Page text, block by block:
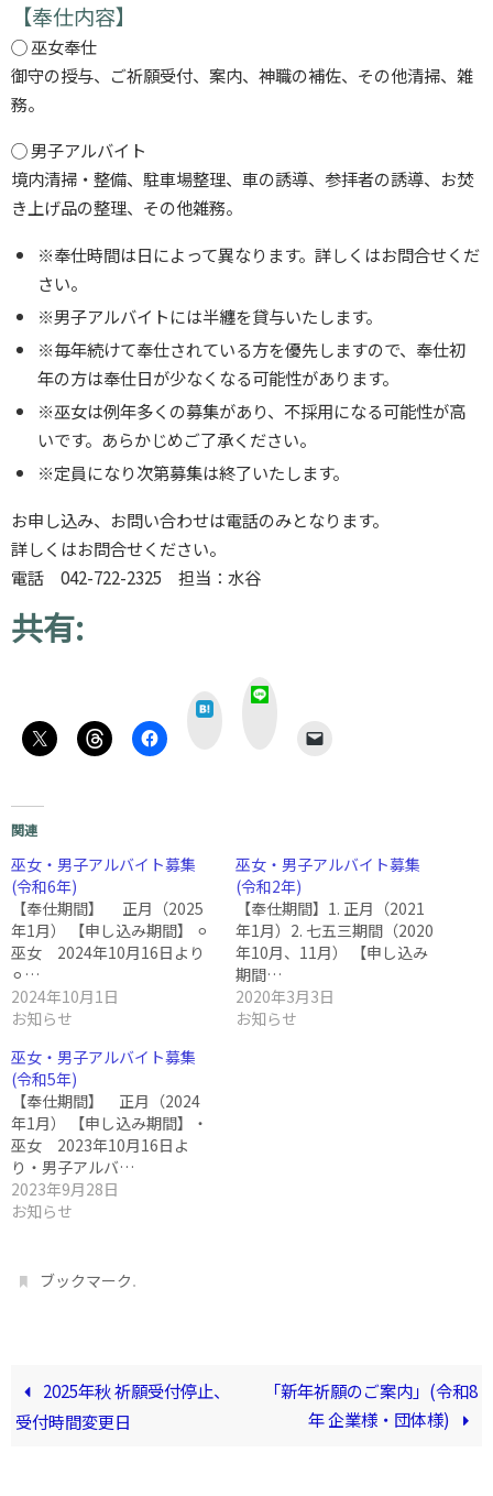
【奉仕内容】
◯ 巫女奉仕
御守の授与、ご祈願受付、案内、神職の補佐、その他清掃、雑
務。
◯ 男子アルバイト
境内清掃・整備、駐車場整理、車の誘導、参拝者の誘導、お焚
き上げ品の整理、その他雑務。
※奉仕時間は日によって異なります。詳しくはお問合せくだ
さい。
※男子アルバイトには半纏を貸与いたします。
※毎年続けて奉仕されている方を優先しますので、奉仕初
年の方は奉仕日が少なくなる可能性があります。
※巫女は例年多くの募集があり、不採用になる可能性が高
いです。あらかじめご了承ください。
※定員になり次第募集は終了いたします。
お申し込み、お問い合わせは電話のみとなります。
詳しくはお問合せください。
電話 042-722-2325 担当：水谷
共有:
関連
巫女・男子アルバイト募集
(令和6年)
【奉仕期間】 正月（2025
年1月） 【申し込み期間】 ⚪︎
巫女 2024年10月16日より
⚪︎…
2024年10月1日
お知らせ
巫女・男子アルバイト募集
(令和2年)
【奉仕期間】1. 正月（2021
年1月）2. 七五三期間（2020
年10月、11月） 【申し込み
期間…
2020年3月3日
お知らせ
巫女・男子アルバイト募集
(令和5年)
【奉仕期間】 正月（2024
年1月） 【申し込み期間】・
巫女 2023年10月16日よ
り・男子アルバ…
2023年9月28日
お知らせ
ブックマーク.
2025年秋 祈願受付停止、
受付時間変更日
「新年祈願のご案内」(令和8
年 企業様・団体様)